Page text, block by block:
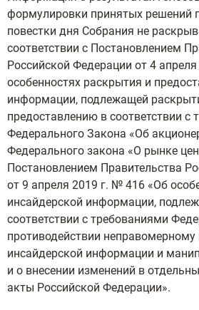
формулировки принятых решений
повестки дня Собрания не
соответствии с Постановлением
Российской Федерации от 4
особенностях раскрытия и
информации, подлежащей
предоставлению в соответствии с
Федерального Закона «Об
Федерального закона «О рынке
Постановлением Правительства
от 9 апреля 2019 г. № 416 «Об
инсайдерской информации,
соответствии с требованиями
противодействии
инсайдерской информации и
и о внесении изменений в
акты Российской Федерации».